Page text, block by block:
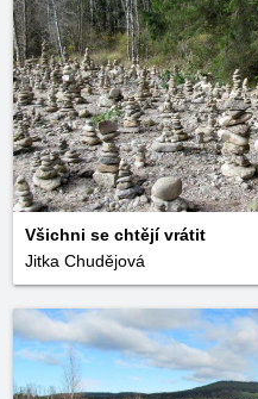
Všichni se chtějí vrátit
Jitka Chudějová